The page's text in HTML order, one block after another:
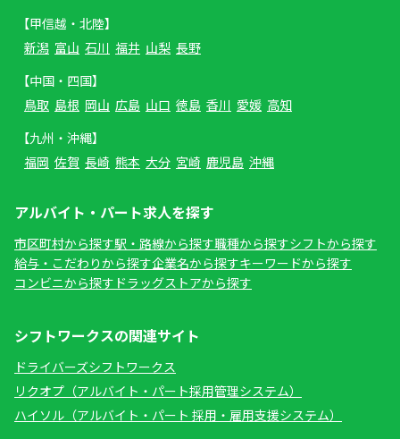
【甲信越・北陸】
新潟 富山 石川 福井 山梨 長野
【中国・四国】
鳥取 島根 岡山 広島 山口 徳島 香川 愛媛 高知
【九州・沖縄】
福岡 佐賀 長崎 熊本 大分 宮崎 鹿児島 沖縄
アルバイト・パート求人を探す
市区町村から探す駅・路線から探す職種から探すシフトから探す
給与・こだわりから探す企業名から探すキーワードから探す
コンビニから探す ドラッグストアから探す
シフトワークスの関連サイト
ドライバーズシフトワークス
リクオプ（アルバイト・パート採用管理システム）
ハイソル（アルバイト・パート 採用・雇用支援システム）